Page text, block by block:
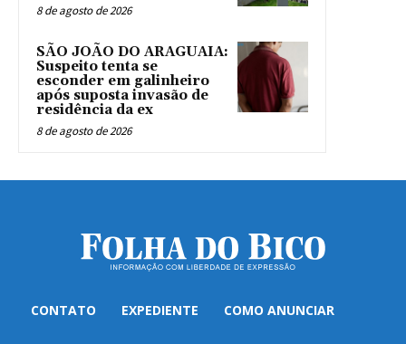
8 de agosto de 2026
SÃO JOÃO DO ARAGUAIA:
Suspeito tenta se
esconder em galinheiro
após suposta invasão de
residência da ex
8 de agosto de 2026
CONTATO EXPEDIENTE COMO ANUNCIAR